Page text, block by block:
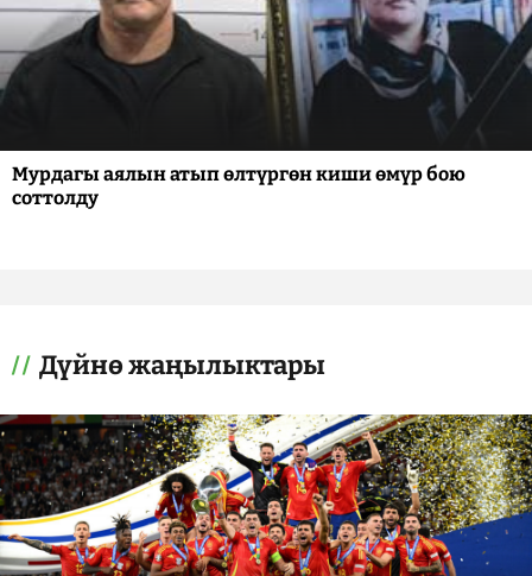
Мурдагы аялын атып өлтүргөн киши өмүр бою
соттолду
Дүйнө жаңылыктары